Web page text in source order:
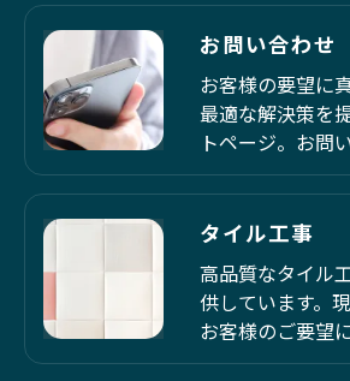
お問い合わせ
お客様の要望に
最適な解決策を
トページ。お問
タイル工事
高品質なタイル
供しています。
お客様のご要望